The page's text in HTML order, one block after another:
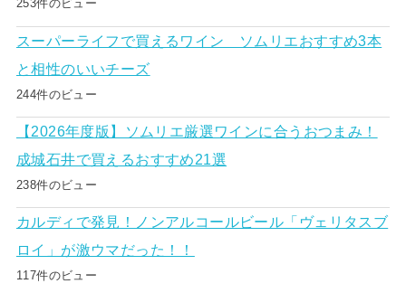
253件のビュー
スーパーライフで買えるワイン ソムリエおすすめ3本
と相性のいいチーズ
244件のビュー
【2026年度版】ソムリエ厳選ワインに合うおつまみ！
成城石井で買えるおすすめ21選
238件のビュー
カルディで発見！ノンアルコールビール「ヴェリタスブ
ロイ」が激ウマだった！！
117件のビュー